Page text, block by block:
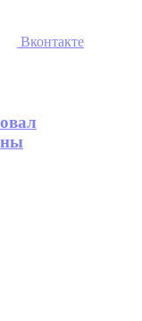
Вконтакте